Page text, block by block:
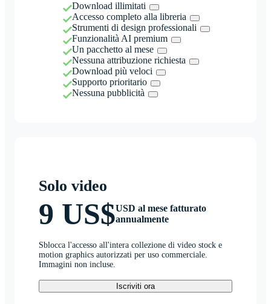
Download illimitati
Accesso completo alla libreria
Strumenti di design professionali
Funzionalità AI premium
Un pacchetto al mese
Nessuna attribuzione richiesta
Download più veloci
Supporto prioritario
Nessuna pubblicità
Solo video
9 US$USD al mese fatturato
annualmente
Sblocca l'accesso all'intera collezione di video stock e
motion graphics autorizzati per uso commerciale.
Immagini non incluse.
Iscriviti ora